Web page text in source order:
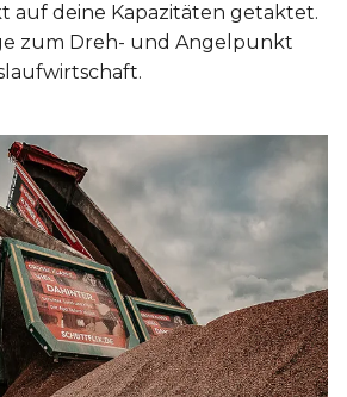
auf deine Kapazitäten getaktet.
zum Dreh- und Angelpunkt